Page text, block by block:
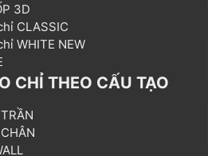
3D
CLASSIC
WHITE NEW
CHỈ THEO CẤU TẠO